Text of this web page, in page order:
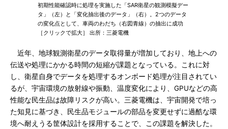
初期性能確認時に処理を実施した「SAR衛星の観測模擬デー
タ」（左）と「変化抽出後のデータ」（右）。2つのデータ
の変化点として、車両のわだち（右図青線）の抽出に成功
［クリックで拡大］ 出所：三菱電機
近年、地球観測衛星のデータ取得量が増加しており、地上への
伝送や処理にかかる時間の短縮が課題となっている。これに対
し、衛星自身でデータを処理するオンボード処理が注目されてい
るが、宇宙環境の放射線や振動、温度変化により、GPUなどの高
性能な民生品は故障リスクが高い。三菱電機は、宇宙開発で培っ
た知見に基づき、民生品モジュールの部品を変更せずに過酷な環
境へ耐えうる筐体設計を採用することで、この課題を解決した。